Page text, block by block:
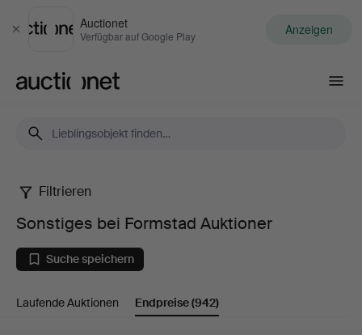
Schließen
Auctionet
Verfügbar auf Google Play Anzeigen
Sonstiges
bei
Formstad
Auktioner
Filtrieren
Sonstiges bei Formstad Auktioner
Suche speichern
Laufende Auktionen Endpreise(942)